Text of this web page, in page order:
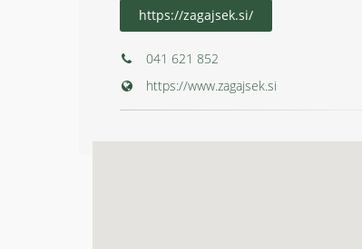
https://zagajsek.si/
041 621 852
https://www.zagajsek.si